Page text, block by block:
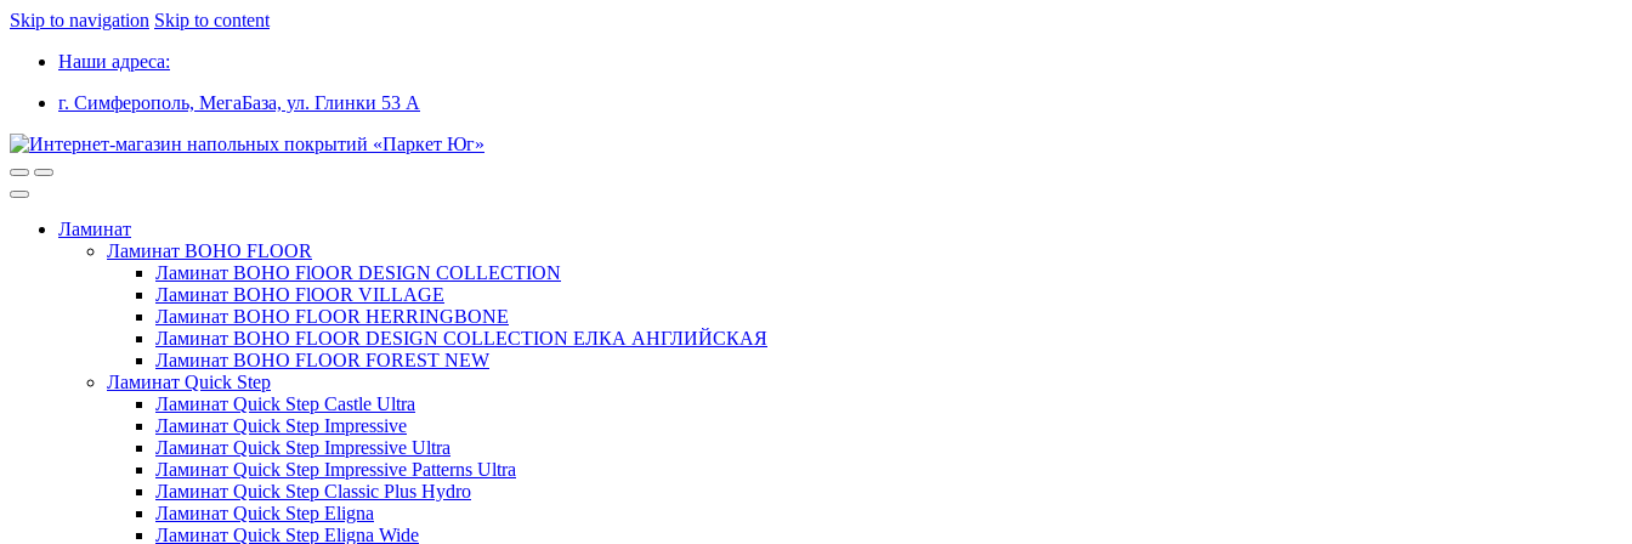
Skip to navigation Skip to content
Наши адреса:
г. Симферополь, МегаБаза, ул. Глинки 53 А
Ламинат
Ламинат BOHO FLOOR
Ламинат BOHO FlOOR DESIGN COLLECTION
Ламинат BOHO FlOOR VILLAGE
Ламинат BOHO FLOOR HERRINGBONE
Ламинат BOHO FLOOR DESIGN COLLECTION ЕЛКА АНГЛИЙСКАЯ
Ламинат BOHO FLOOR FOREST NEW
Ламинат Quick Step
Ламинат Quick Step Castle Ultra
Ламинат Quick Step Impressive
Ламинат Quick Step Impressive Ultra
Ламинат Quick Step Impressive Patterns Ultra
Ламинат Quick Step Classic Plus Hydro
Ламинат Quick Step Eligna
Ламинат Quick Step Eligna Wide